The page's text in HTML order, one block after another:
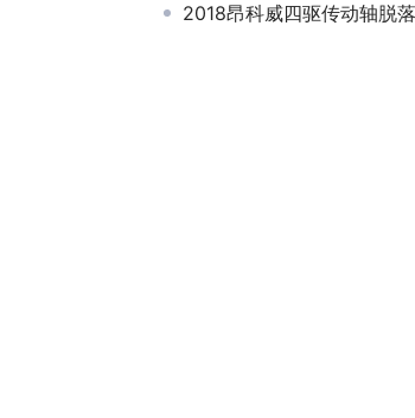
2018昂科威四驱传动轴脱落